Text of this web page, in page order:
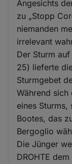
Angesichts
zu „Stopp
niemanden
irrelevant
Der Sturm
25) lieferte
Sturmgebet
Während sich
eines
Bootes, das
Bergoglio
Die Jünger
DROHTE